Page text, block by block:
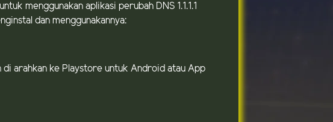
menggunakan aplikasi perubah DNS 1.1.1.1
dan menggunakannya:
di arahkan ke Playstore untuk Android atau App